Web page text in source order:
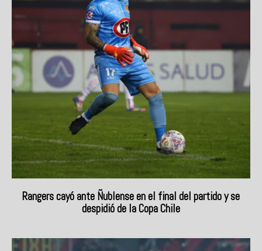
Rangers cayó ante Ñublense en el final del partido y se
despidió de la Copa Chile